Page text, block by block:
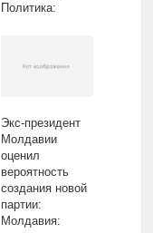
Политика:
Экс-президент
Молдавии
оценил
вероятность
создания новой
партии:
Молдавия: